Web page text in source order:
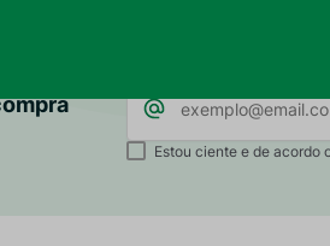
para o caimento.
criar harmonia visual.
Estou ciente e de acordo